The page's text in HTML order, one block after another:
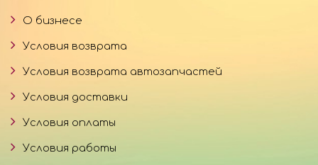
О бизнесе
Условия возврата
Условия возврата автозапчастей
Условия доставки
Условия оплаты
Условия работы